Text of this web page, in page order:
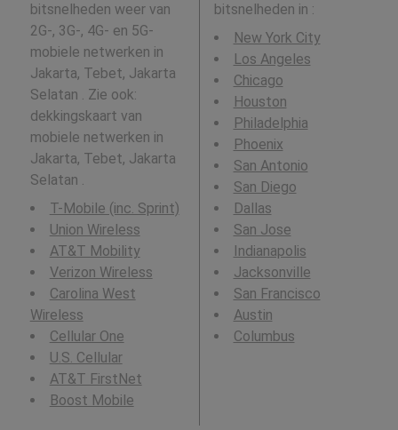
bitsnelheden weer van
2G-, 3G-, 4G- en 5G-
mobiele netwerken in
Jakarta, Tebet, Jakarta
Selatan . Zie ook:
dekkingskaart van
mobiele netwerken in
Jakarta, Tebet, Jakarta
Selatan .
T-Mobile (inc. Sprint)
Union Wireless
AT&T Mobility
Verizon Wireless
Carolina West
Wireless
Cellular One
U.S. Cellular
AT&T FirstNet
Boost Mobile
bitsnelheden in :
New York City
Los Angeles
Chicago
Houston
Philadelphia
Phoenix
San Antonio
San Diego
Dallas
San Jose
Indianapolis
Jacksonville
San Francisco
Austin
Columbus